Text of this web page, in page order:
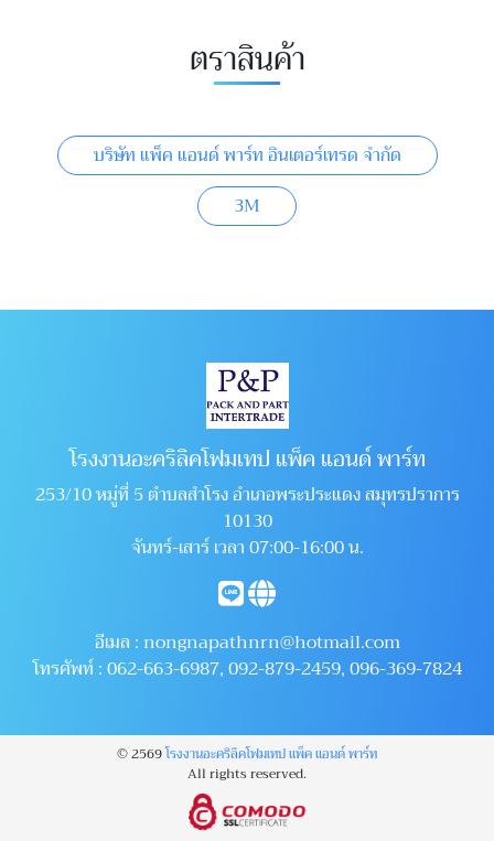
ตราสินค้า
บริษัท แพ็ค แอนด์ พาร์ท อินเตอร์เทรด จำกัด
3M
โรงงานอะคริลิคโฟมเทป แพ็ค แอนด์ พาร์ท
253/10 หมู่ที่ 5 ตำบลสำโรง อำเภอพระประแดง สมุทรปราการ
10130
จันทร์-เสาร์ เวลา 07:00-16:00 น.
อีเมล : nongnapathnrn@hotmail.com
โทรศัพท์ :062-663-6987,092-879-2459,096-369-7824
© 2569โรงงานอะคริลิคโฟมเทป แพ็ค แอนด์ พาร์ท
All rights reserved.